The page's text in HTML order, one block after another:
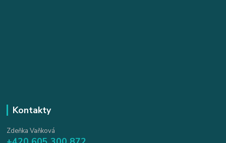
Kontakty
Zdeňka Vaňková